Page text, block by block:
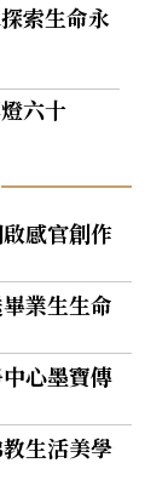
索生命永
六十
感官創作
業生生命
心墨寶傳
生活美學